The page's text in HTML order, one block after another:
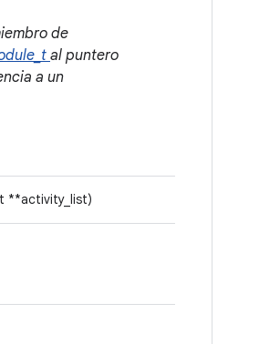
de
al puntero
a un
**activity_list)